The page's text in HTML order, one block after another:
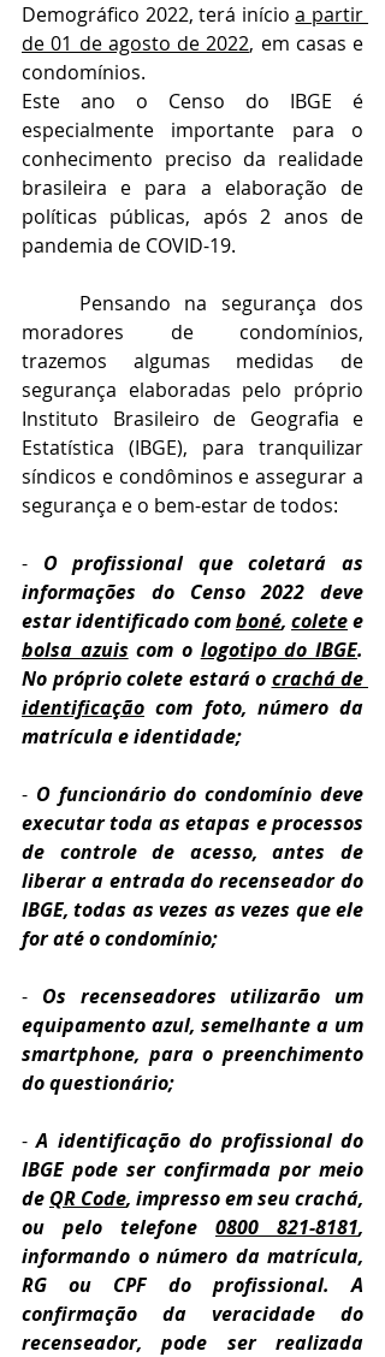
Demográfico 2022, terá início a partir
de 01 de agosto de 2022, em casas e
condomínios.
Este ano o Censo do IBGE é
especialmente importante para o
conhecimento preciso da realidade
brasileira e para a elaboração de
políticas públicas, após 2 anos de
pandemia de COVID-19.
Pensando na segurança dos
moradores de condomínios,
trazemos algumas medidas de
segurança elaboradas pelo próprio
Instituto Brasileiro de Geografia e
Estatística (IBGE), para tranquilizar
síndicos e condôminos e assegurar a
segurança e o bem-estar de todos:
- O profissional que coletará as
informações do Censo 2022 deve
estar identificado com boné, colete
bolsa azuis com o logotipo do IBGE.
No próprio colete estará o crachá de
identificação com foto, número da
matrícula e identidade;
- O funcionário do condomínio deve
executar toda as etapas e processos
de controle de acesso, antes de
liberar a entrada do recenseador do
IBGE, todas as vezes as vezes que ele
for até o condomínio;
- Os recenseadores utilizarão um
equipamento azul, semelhante a um
smartphone, para o preenchimento
do questionário;
- A identificação do profissional do
IBGE pode ser confirmada por meio
de QR Code, impresso em seu crachá,
ou pelo telefone 0800 821-8181,
informando o número da matrícula,
RG ou CPF do profissional. A
confirmação da veracidade do
recenseador, pode ser realizada